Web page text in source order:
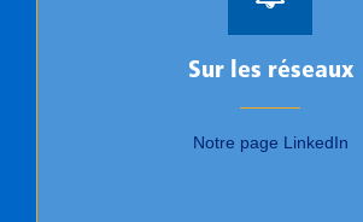
Sur les réseaux
Notre page LinkedIn